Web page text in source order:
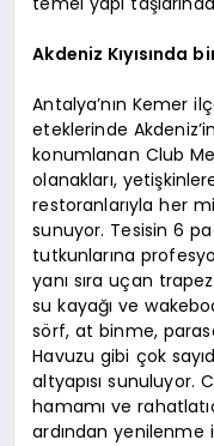
Akdeniz Kıyısında
Antalya’nın Kemer
eteklerinde
konumlanan Club
olanakları,
restoranlarıyla her
sunuyor. Tesisin 6
tutkunlarına
yanı sıra uçan
su kayağı ve
sörf, at binme,
Havuzu gibi çok
altyapısı sunuluyor.
hamamı ve
ardından yenilenme